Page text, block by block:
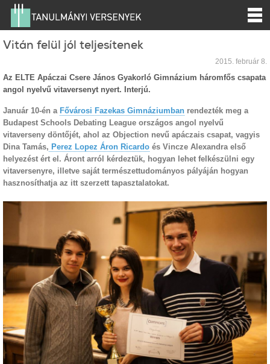
Vitán felül jól teljesítenek
2015. február 8.
Az ELTE Apáczai Csere János Gyakorló Gimnázium háromfős csapata
angol nyelvű vitaversenyt nyert. Interjú.
Január 10-én a Fővárosi Fazekas Gimnáziumban rendezték meg a
Budapest Schools Debating League országos angol nyelvű
vitaverseny döntőjét, ahol az Objection nevű apáczais csapat, vagyis
Dina Tamás, Perez Lopez Áron Ricardo és Vincze Alexandra első
helyezést ért el. Áront arról kérdeztük, hogyan lehet felkészülni egy
vitaversenyre, illetve saját természettudományos pályáján hogyan
hasznosíthatja az itt szerzett tapasztalatokat.